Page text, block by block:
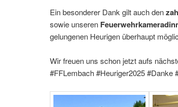
Ein besonderer Dank gilt auch den
sowie unseren
gelungenen Heurigen überhaupt
Wir freuen uns schon jetzt aufs
#FFLembach #Heuriger2025 #Danke